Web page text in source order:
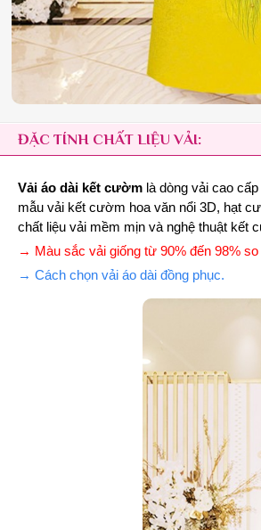
ĐẶC TÍNH CHẤT LIỆU VẢI:
Vải áo dài kết cườm là dòng vải cao
mẫu vải kết cườm hoa văn nổi 3D, hạt
chất liệu vải mềm mịn và nghệ thuật kết
→ Màu sắc vải giống từ 90% đến 98%
→ Cách chọn vải áo dài đồng phục.